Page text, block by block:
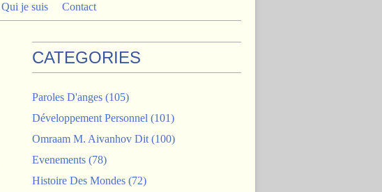
Qui je suis Contact
CATEGORIES
Paroles D'anges (105)
Développement Personnel (101)
Omraam M. Aivanhov Dit (100)
Evenements (78)
Histoire Des Mondes (72)